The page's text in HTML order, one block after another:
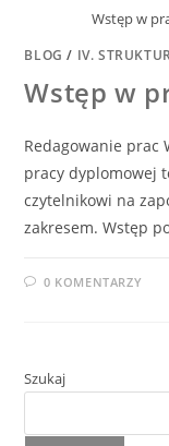
Wstęp w
BLOG / IV.
Wstęp w
Redagowanie prac
pracy dyplomowej
czytelnikowi na
zakresem. Wstęp
0 KOMENTARZY
Szukaj